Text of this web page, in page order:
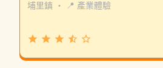
埔里鎮 ・ 📍 產業體驗
grade grade grade star_half star_border